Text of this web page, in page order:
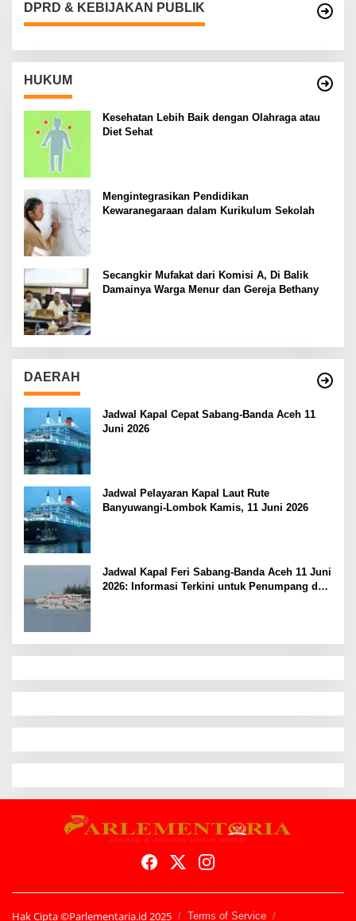
DPRD & KEBIJAKAN PUBLIK
HUKUM
Kesehatan Lebih Baik dengan Olahraga atau
Diet Sehat
Mengintegrasikan Pendidikan
Kewaranegaraan dalam Kurikulum Sekolah
Secangkir Mufakat dari Komisi A, Di Balik
Damainya Warga Menur dan Gereja Bethany
DAERAH
Jadwal Kapal Cepat Sabang-Banda Aceh 11
Juni 2026
Jadwal Pelayaran Kapal Laut Rute
Banyuwangi-Lombok Kamis, 11 Juni 2026
Jadwal Kapal Feri Sabang-Banda Aceh 11 Juni
2026: Informasi Terkini untuk Penumpang dan
Hak Cipta ©Parlementaria.id 2025 Terms of Service